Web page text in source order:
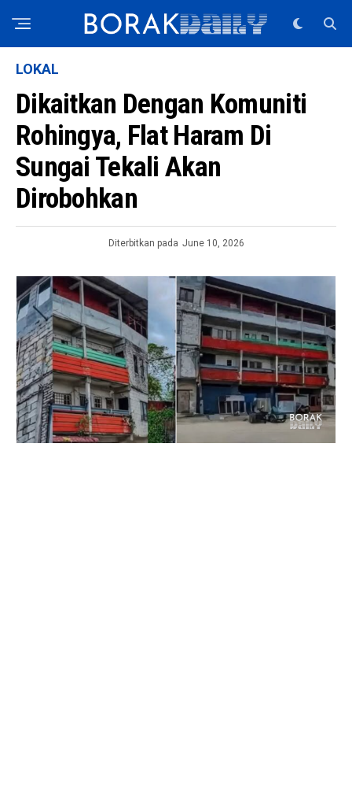
LOKAL
Dikaitkan Dengan Komuniti
Rohingya, Flat Haram Di
Sungai Tekali Akan
Dirobohkan
Diterbitkan pada June 10, 2026